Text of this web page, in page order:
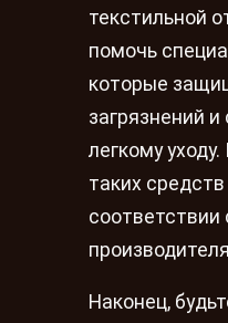
текстильной
помочь
которые
загрязнений
легкому
таких
соответствии
Наконец,